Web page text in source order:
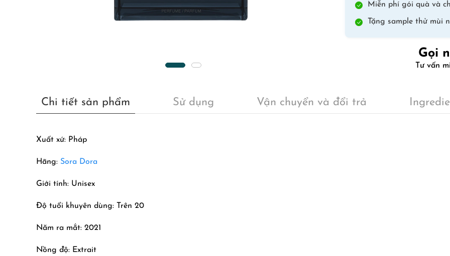
Miễn phí gói quà và
Tặng sample thử
Gọi
Tư vấn
Chi tiết sản phẩm Sử dụng Vận chuyển và đổi trả
Xuất xứ: Pháp
Hãng: Sora Dora
Giới tính: Unisex
Độ tuổi khuyên dùng: Trên 20
Năm ra mắt: 2021
Nồng độ: Extrait